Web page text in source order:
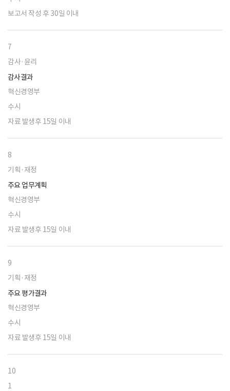
보고서 작성 후 30일 이내
7
감사·윤리
감사결과
혁신경영부
수시
자료 발생후 15일 이내
8
기획·재정
주요 업무계획
혁신경영부
수시
자료 발생후 15일 이내
9
기획·재정
주요 평가결과
혁신경영부
수시
자료 발생후 15일 이내
10
1